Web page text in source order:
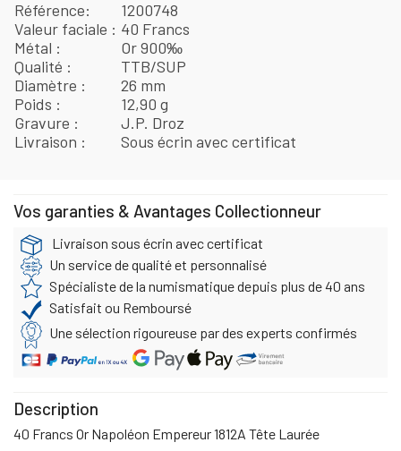
Référence
1200748
Valeur faciale
40 Francs
Métal
Or 900‰
Qualité
TTB/SUP
Diamètre
26 mm
Poids
12,90 g
Gravure
J.P. Droz
Livraison
Sous écrin avec certificat
Vos garanties & Avantages Collectionneur
Livraison sous écrin avec certificat
Un service de qualité et personnalisé
Spécialiste de la numismatique depuis plus de 40 ans
Satisfait ou Remboursé
Une sélection rigoureuse par des experts confirmés
Description
40 Francs Or Napoléon Empereur 1812A Tête Laurée